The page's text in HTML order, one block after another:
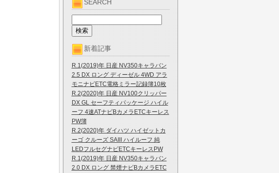
SEARCH
新着記事
R.1(2019)年 日産 NV350キャラバン
2.5 DX ロング ディーゼル 4WD アラ
モニナビETC電格ミラー記録簿10枚
R.2(2020)年 日産 NV100クリッパー
DX GL セーフティパッケージ ハイル
ーフ 4速ATナビBカメラETCキーレス
PW簿
R.2(2020)年 ダイハツ ハイゼットカ
ーゴ クルーズ SAIII ハイルーフ 純
LEDフルセグナビETCキーレスPW
R.1(2019)年 日産 NV350キャラバン
2.0 DX ロング 禁煙ナビBカメラETC